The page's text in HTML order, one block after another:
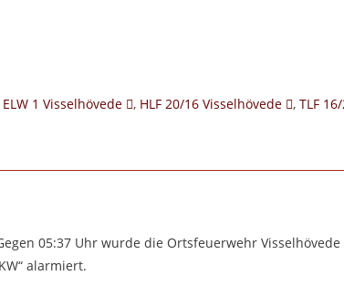
ELW 1 Visselhövede , HLF 20/16 Visselhövede ,TLF
05:37 Uhr wurde die Ortsfeuerwehr
alarmiert.